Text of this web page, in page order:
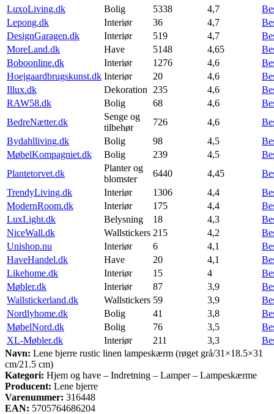
LuxoLiving.dk
Bolig 5338 4,7
Lepong.dk
Interiør 36 4,7
DesignGaragen.dk
Interiør 519 4,7
MoreLand.dk
Have 5148 4,65
Boboonline.dk
Interiør 1276 4,6
Hoejgaardbrugskunst.dk Interiør 20 4,6
Illux.dk
Dekoration 235 4,6
RAW58.dk
Bolig 68 4,6
BedreNætter.dk
Senge og
tilbehør
726 4,6
Bydahlliving.dk
Bolig 98 4,5
MøbelKompagniet.dk
Bolig 239 4,5
Plantetorvet.dk
Planter og
blomster
6440 4,45
TrendyLiving.dk
Interiør 1306 4,4
ModernRoom.dk
Interiør 175 4,4
LuxLight.dk
Belysning 18 4,3
NiceWall.dk
Wallstickers 215 4,2
Unishop.nu
Interiør 6 4,1
HaveHandel.dk
Have 20 4,1
Likehome.dk
Interiør 15 4
Møbler.dk
Interiør 87 3,9
Wallstickerland.dk
Wallstickers 59 3,9
Nordlyhome.dk
Bolig 41 3,8
MøbelNord.dk
Bolig 76 3,5
XL-Møbler.dk
Interiør 211 3,3
Navn: Lene bjerre rustic linen lampeskærm (røget grå/31×18.5×31
cm/21.5 cm)
Kategori: Hjem og have – Indretning – Lamper – Lampeskærme
Producent: Lene bjerre
Varenummer: 316448
EAN: 5705764686204